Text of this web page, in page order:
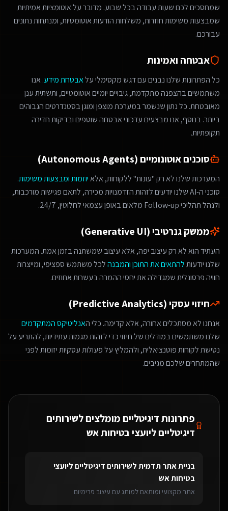
שמחסכים לכם שעות עבודה בכל שבוע. מדובר על אוטומציות אמיתיות
שמבצעות משימות חוזרות, משלחות הודעות אוטומטיות, ומנתחות נתונים
עבורכם.
אבטחה ואמינות
כל הפתרונות שלנו נבנים עם דגש מקסימלי עלאבטחת מידע. אנו
משתמשים בהצפנה מתקדמת, גיבויים יומיים אוטומטיים, ותשתית ענן
מאובטחת. כל נתון שנשמר במערכת מוצפן ומוגן בסטנדרטים הגבוהים
ביותר. בנוסף, אנו מבצעים עדכוני אבטחה שוטפים ובדיקות חדירה
תקופתיות.
סוכנים אוטונומיים (Autonomous Agents)
המערכות שלנו לא רק "עונות" ללקוחות, אלאיוזמות ומבצעות משימות.
סוכני ה-AI שלנו יודעים לזהות הזדמנויות מכירה, לתאם פגישות מורכבות,
ולנהל תהליכי Follow-up מלאים באופן עצמאי לחלוטין, 24/7.
ממשק גנרטיבי (Generative UI)
העתיד הוא לא רק עיצוב יפה, אלא עיצוב שמשתנה בזמן אמת. המערכות
שלנו יודעותלהתאים את התוכן והמבנהלכל משתמש ספציפי, ומייצרות
חוויה פרסונלית שמגדילה את יחסי ההמרה בעשרות אחוזים.
חיזוי עסקי (Predictive Analytics)
אנחנו לא מסתכלים אחורה, אלא קדימה. כלי האנליטיקס המתקדמים
שלנו משתמשים במודלים של חיזוי כדי לזהות מגמות עתידיות, להתריע על
נטישת לקוחות פוטנציאלית, ולהמליץ על פעולות עסקיות יזומות לפני
שהמתחרים שלכם מגיבים.
פתרונות דיגיטליים מומלצים לשירותים
דיגיטליים ליועצי בטיחות אש
בניית אתר תדמיתלשירותים דיגיטליים ליועצי
בטיחות אש
אתר מקצועי ומותאם למותג עם עיצוב פרימיום